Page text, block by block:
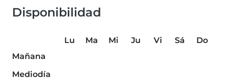
Disponibilidad
Lu Ma Mi Ju Vi Sá
Do
Mañana
Mediodía